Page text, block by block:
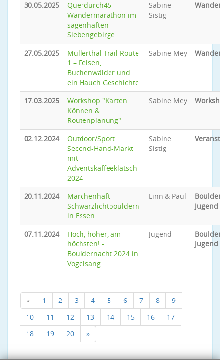
30.05.2025
Querdurch45 –
Wandermarathon im
sagenhaften
Siebengebirge
Sabine
Sistig
27.05.2025
Mullerthal Trail Route
1 – Felsen,
Buchenwälder und
ein Hauch Geschichte
Sabine Mey
17.03.2025
Workshop "Karten
Können &
Routenplanung"
Sabine Mey
02.12.2024
Outdoor/Sport
Second-Hand-Markt
mit
Adventskaffeeklatsch
2024
Sabine
Sistig
20.11.2024
Märchenhaft -
Schwarzlichtbouldern
in Essen
Linn & Paul
Jugend
07.11.2024
Hoch, höher, am
höchsten! -
Bouldernacht 2024 in
Vogelsang
Jugend
Jugend
« 1 2 3 4 5 6 7 8
9
10
11 12 13 14 15 16
17
18
19 20 »